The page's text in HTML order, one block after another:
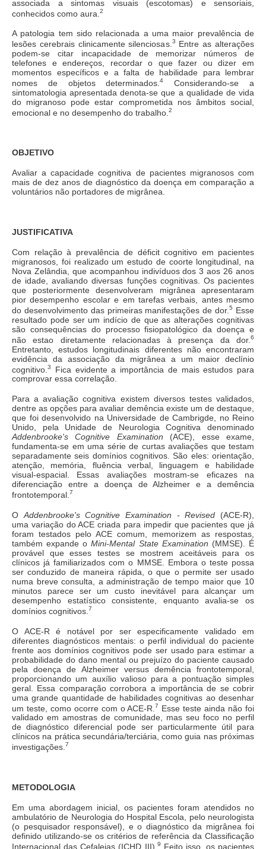
associada a sintomas visuais (escotomas) e sensoriais,
conhecidos como aura. 2
A patologia tem sido relacionada a uma maior prevalência de
lesões cerebrais clinicamente silenciosas. 3
Entre as alterações
podem-se citar incapacidade de memorizar números de
telefones e endereços, recordar o que fazer ou dizer em
momentos específicos e a falta de habilidade para lembrar
nomes de objetos determinados.4
Considerando-se a
sintomatologia apresentada denota-se que a qualidade de vida
do migranoso pode estar comprometida nos âmbitos social,
emocional e no desempenho do trabalho. 2
OBJETIVO
Avaliar a capacidade cognitiva de pacientes migranosos com
mais de dez anos de diagnóstico da doença em comparação a
voluntários não portadores de migrânea.
JUSTIFICATIVA
Com relação à prevalência de déficit cognitivo em pacientes
migranosos, foi realizado um estudo de coorte longitudinal, na
Nova Zelândia, que acompanhou indivíduos dos 3 aos 26 anos
de idade, avaliando diversas funções cognitivas. Os pacientes
que posteriormente desenvolveram migrânea apresentaram
pior desempenho escolar e em tarefas verbais, antes mesmo
do desenvolvimento das primeiras manifestações de dor.5
Esse
resultado pode ser um indício de que as alterações cognitivas
são consequências do processo fisiopatológico da doença e
não estao diretamente relacionadas à presença da dor. 6
Entretanto, estudos longitudinais diferentes não encontraram
evidência da associação da migrânea a um maior declínio
cognitivo. 3
Fica evidente a importância de mais estudos para
comprovar essa correlação.
Para a avaliação cognitiva existem diversos testes validados,
dentre as opções para avaliar demência existe um de destaque,
que foi desenvolvido na Universidade de Cambrigde, no Reino
Unido, pela Unidade de Neurologia Cognitiva denominado
Addenbrooke's Cognitive Examination (ACE), esse exame,
fundamenta-se em uma série de curtas avaliações que testam
separadamente seis domínios cognitivos. São eles: orientação,
atenção, memória, fluência verbal, linguagem e habilidade
visual-espacial. Essas avaliações mostram-se eficazes na
diferenciação entre a doença de Alzheimer e a demência
frontotemporal. 7
O Addenbrooke's Cognitive Examination - Revised (ACE-R),
uma variação do ACE criada para impedir que pacientes que já
foram testados pelo ACE comum, memorizem as respostas,
também expande oMini-Mental State Examination (MMSE). É
provável que esses testes se mostrem aceitáveis para os
clínicos já familiarizados com o MMSE. Embora o teste possa
ser conduzido de maneira rápida, o que o permite ser usado
numa breve consulta, a administração de tempo maior que 10
minutos parece ser um custo inevitável para alcançar um
desempenho estatístico consistente, enquanto avalia-se os
domínios cognitivos. 7
O ACE-R é notável por ser especificamente validado em
diferentes diagnósticos mentais: o perfil individual do paciente
frente aos domínios cognitivos pode ser usado para estimar a
probabilidade do dano mental ou prejuízo do paciente causado
pela doença de Alzheimer versus demência frontotemporal,
proporcionando um auxílio valioso para a pontuação simples
geral. Essa comparação corrobora a importância de se cobrir
uma grande quantidade de habilidades cognitivas ao desenhar
um teste, como ocorre com o ACE-R. 7
Esse teste ainda não foi
validado em amostras de comunidade, mas seu foco no perfil
de diagnóstico diferencial pode ser particularmente útil para
clínicos na prática secundária/terciária, como guia nas próximas
investigações. 7
METODOLOGIA
Em uma abordagem inicial, os pacientes foram atendidos no
ambulatório de Neurologia do Hospital Escola, pelo neurologista
(o pesquisador responsável), e o diagnóstico da migrânea foi
definido utilizando-se os critérios de referência da Classificação
Internacional das Cefaleias (ICHD III). 9 Feito isso, os pacientes